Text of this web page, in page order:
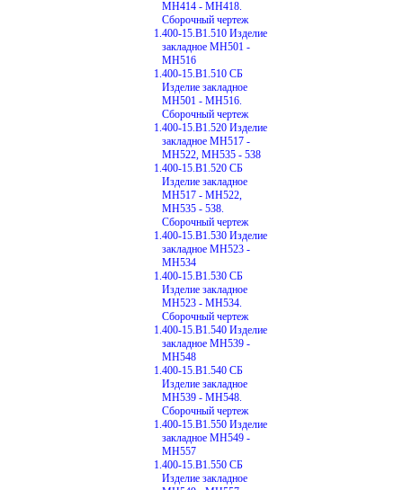
МН414 - МН418.
Сборочный чертеж
1.400-15.В1.510 Изделие
закладное МН501 -
МН516
1.400-15.В1.510 СБ
Изделие закладное
МН501 - МН516.
Сборочный чертеж
1.400-15.В1.520 Изделие
закладное МН517 -
МН522, МН535 - 538
1.400-15.В1.520 СБ
Изделие закладное
МН517 - МН522,
МН535 - 538.
Сборочный чертеж
1.400-15.В1.530 Изделие
закладное МН523 -
МН534
1.400-15.В1.530 СБ
Изделие закладное
МН523 - МН534.
Сборочный чертеж
1.400-15.В1.540 Изделие
закладное МН539 -
МН548
1.400-15.В1.540 СБ
Изделие закладное
МН539 - МН548.
Сборочный чертеж
1.400-15.В1.550 Изделие
закладное МН549 -
МН557
1.400-15.В1.550 СБ
Изделие закладное